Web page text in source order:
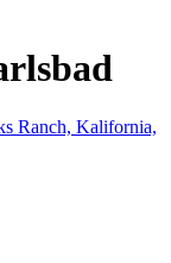
Ranch, Kalifornia,